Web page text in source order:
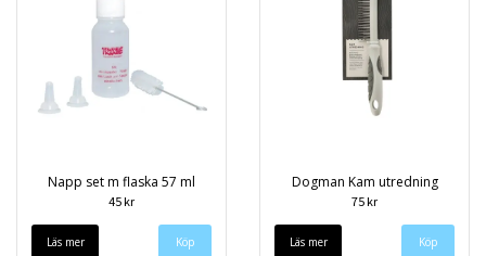
Napp set m flaska 57 ml
45 kr
Läs mer
Dogman Kam utredning
75 kr
Läs mer